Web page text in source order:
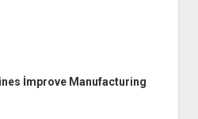
İmprove Manufacturing